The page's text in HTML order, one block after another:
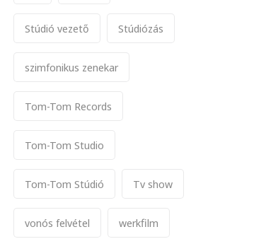
Stúdió vezető Stúdiózás
szimfonikus zenekar
Tom-Tom Records
Tom-Tom Studio
Tom-Tom Stúdió Tv show
vonós felvétel werkfilm